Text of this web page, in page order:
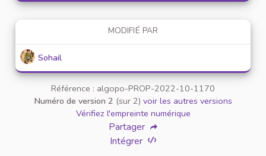
MODIFIÉ PAR
Sohail
Référence : algopo-PROP-2022-10-1170
Numéro de version 2 (sur 2) voir les autres versions
Vérifiez l'empreinte numérique
Partager
Intégrer